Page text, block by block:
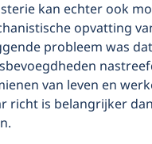
kan echter ook
opvatting
probleem was
van leven en
richt is belangrijker